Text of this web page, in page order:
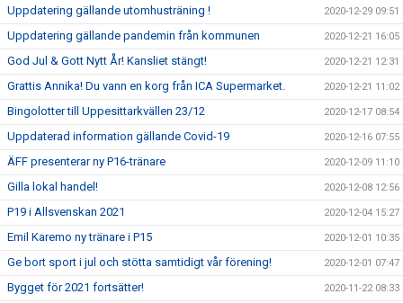
Uppdatering gällande utomhusträning ! 2020-12-29 09:51
Uppdatering gällande pandemin från kommunen 2020-12-21 16:05
God Jul & Gott Nytt År! Kansliet stängt! 2020-12-21 12:31
Grattis Annika! Du vann en korg från ICA Supermarket. 2020-12-21 11:02
Bingolotter till Uppesittarkvällen 23/12 2020-12-17 08:54
Uppdaterad information gällande Covid-19 2020-12-16 07:55
ÄFF presenterar ny P16-tränare 2020-12-09 11:10
Gilla lokal handel! 2020-12-08 12:56
P19 i Allsvenskan 2021 2020-12-04 15:27
Emil Karemo ny tränare i P15 2020-12-01 10:35
Ge bort sport i jul och stötta samtidigt vår förening! 2020-12-01 07:47
Bygget för 2021 fortsätter! 2020-11-22 08:33